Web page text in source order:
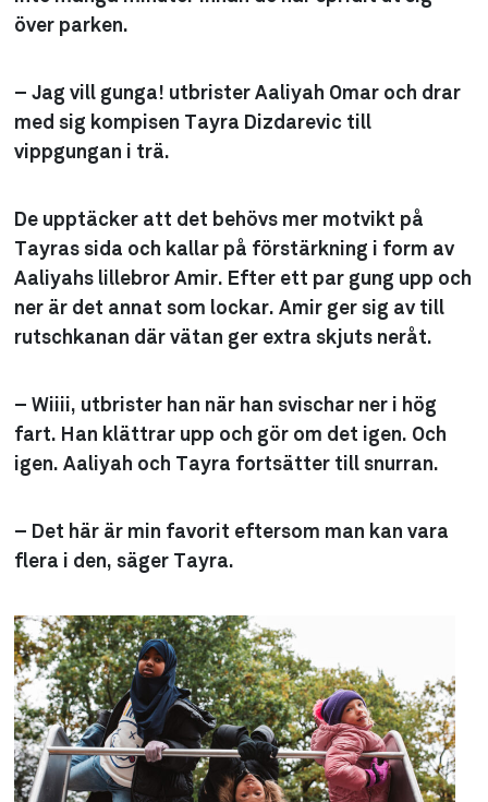
över parken.
– Jag vill gunga! utbrister Aaliyah Omar och drar
med sig kompisen Tayra Dizdarevic till
vippgungan i trä.
De upptäcker att det behövs mer motvikt på
Tayras sida och kallar på förstärkning i form av
Aaliyahs lillebror Amir. Efter ett par gung upp och
ner är det annat som lockar. Amir ger sig av till
rutschkanan där vätan ger extra skjuts neråt.
– Wiiii, utbrister han när han svischar ner i hög
fart. Han klättrar upp och gör om det igen. Och
igen. Aaliyah och Tayra fortsätter till snurran.
– Det här är min favorit eftersom man kan vara
flera i den, säger Tayra.